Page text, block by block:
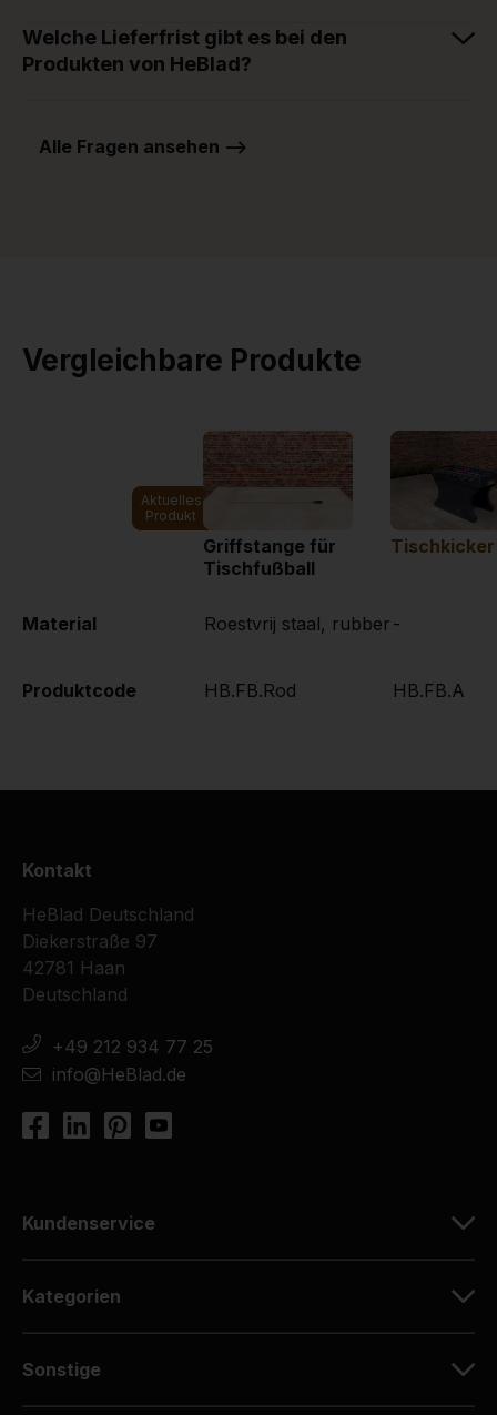
Welche Lieferfrist gibt es bei den
Produkten von HeBlad?
Alle Fragen ansehen -->
Vergleichbare Produkte
Aktuelles
Produkt
Griffstange für
Tischfußball
Material
Produktcode
Roestvrij staal, rubber
HB.FB.Rod
-
HB.FB.A
Kontakt
HeBlad Deutschland
Diekerstraße 97
42781 Haan
Deutschland
+49 212 934 77 25
info@HeBlad.de
Kundenservice
Kategorien
Sonstige